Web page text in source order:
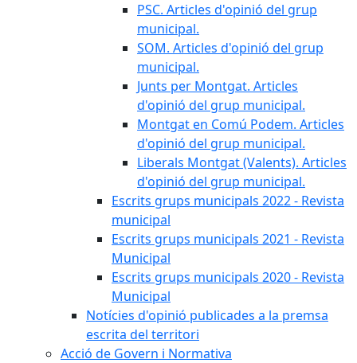
PSC. Articles d'opinió del grup
municipal.
SOM. Articles d'opinió del grup
municipal.
Junts per Montgat. Articles
d'opinió del grup municipal.
Montgat en Comú Podem. Articles
d'opinió del grup municipal.
Liberals Montgat (Valents). Articles
d'opinió del grup municipal.
Escrits grups municipals 2022 - Revista
municipal
Escrits grups municipals 2021 - Revista
Municipal
Escrits grups municipals 2020 - Revista
Municipal
Notícies d'opinió publicades a la premsa
escrita del territori
Acció de Govern i Normativa